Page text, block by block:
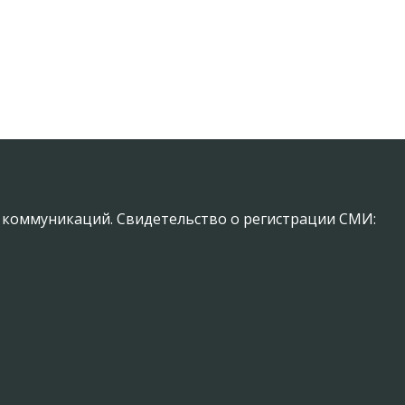
Свидетельство о регистрации СМИ: